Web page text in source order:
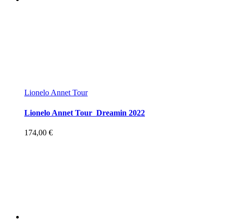
Lionelo Annet Tour
Lionelo Annet Tour Dreamin 2022
174,00 €